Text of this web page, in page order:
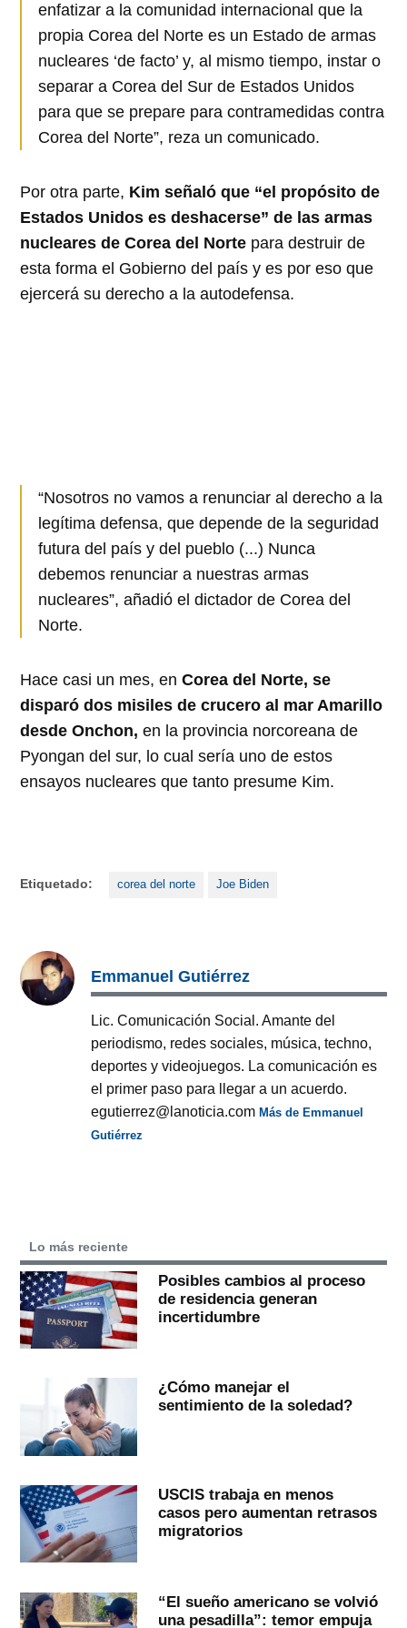
enfatizar a la comunidad internacional que la
propia Corea del Norte es un Estado de armas
nucleares ‘de facto’ y, al mismo tiempo, instar o
separar a Corea del Sur de Estados Unidos
para que se prepare para contramedidas contra
Corea del Norte”, reza un comunicado.
Por otra parte, Kim señaló que “el propósito de
Estados Unidos es deshacerse” de las armas
nucleares de Corea del Norte para destruir de
esta forma el Gobierno del país y es por eso que
ejercerá su derecho a la autodefensa.
“Nosotros no vamos a renunciar al derecho a la
legítima defensa, que depende de la seguridad
futura del país y del pueblo (...) Nunca
debemos renunciar a nuestras armas
nucleares”, añadió el dictador de Corea del
Norte.
Hace casi un mes, enCorea del Norte, se
disparó dos misiles de crucero al mar Amarillo
desde Onchon, en la provincia norcoreana de
Pyongan del sur, lo cual sería uno de estos
ensayos nucleares que tanto presume Kim.
Etiquetado: corea del norte Joe Biden
Emmanuel Gutiérrez
Lic. Comunicación Social. Amante del
periodismo, redes sociales, música, techno,
deportes y videojuegos. La comunicación es
el primer paso para llegar a un acuerdo.
egutierrez@lanoticia.comMás de Emmanuel
Gutiérrez
Lo más reciente
Posibles cambios al proceso
de residencia generan
incertidumbre
¿Cómo manejar el
sentimiento de la soledad?
USCIS trabaja en menos
casos pero aumentan retrasos
migratorios
“El sueño americano se volvió
una pesadilla”: temor empuja